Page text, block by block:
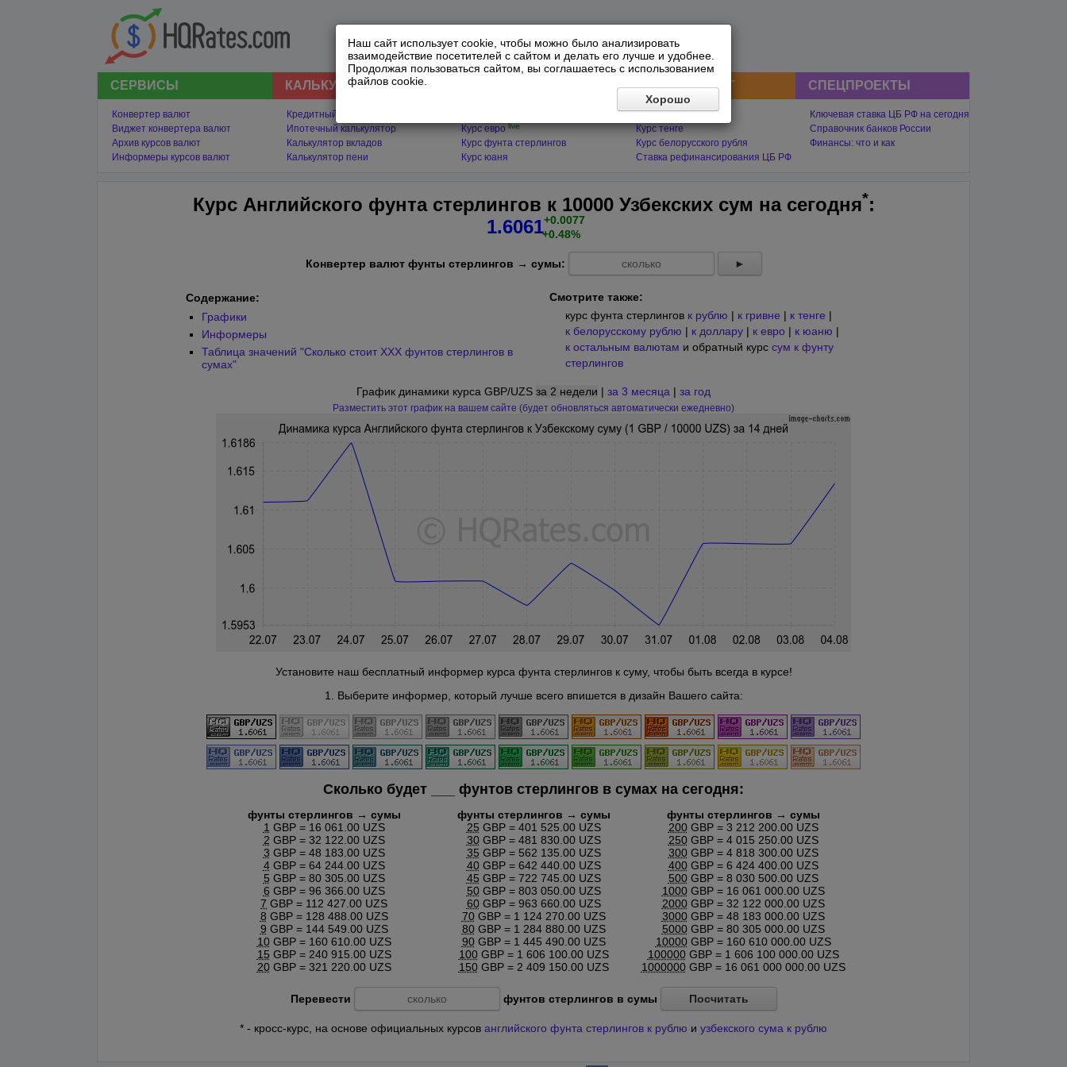
Наш сайт использует cookie, чтобы можно было анализировать
взаимодействие посетителей с сайтом и делать его лучше и удобнее.
Продолжая пользоваться сайтом, вы соглашаетесь с использованием
файлов cookie.
Хорошо
СЕРВИСЫ
Конвертер валют
Виджет конвертера валют
Архив курсов валют
Информеры курсов валют
КАЛЬКУЛЯТОРЫ
Кредитный калькулятор
Ипотечный калькулятор
Калькулятор вкладов
Калькулятор пени
Курс евро live
Курс фунта стерлингов
Курс юаня
ФИНАНСЫ СНГ
Курс гривны
Курс тенге
Курс белорусского рубля
Ставка рефинансирования ЦБ РФ
СПЕЦПРОЕКТЫ
Ключевая ставка ЦБ РФ на сегодня
Справочник банков России
Финансы: что и как
Курс Английского фунта стерлингов к 10000 Узбекских сум на сегодня*:
1.6061+0.0077
+0.48%
Конвертер валют фунты стерлингов → сумы: ►
Содержание:
Графики
Информеры
Таблица значений "Сколько стоит XXX фунтов стерлингов в
сумах"
Смотрите также:
курс фунта стерлингов к рублю | к гривне | к тенге |
к белорусскому рублю | к доллару | к евро | к юаню |
к остальным валютам и обратный курс сум к фунту
стерлингов
График динамики курса GBP/UZS за 2 недели | за 3 месяца | за год
Разместить этот график на вашем сайте (будет обновляться автоматически ежедневно)
Установите наш бесплатный информер курса фунта стерлингов к суму, чтобы быть всегда в курсе!
1. Выберите информер, который лучше всего впишется в дизайн Вашего сайта:
Сколько будет фунтов стерлингов в сумах на сегодня:
фунты стерлингов → сумы
1 GBP = 16 061.00 UZS
2 GBP = 32 122.00 UZS
3 GBP = 48 183.00 UZS
4GBP = 64 244.00 UZS
5 GBP = 80 305.00 UZS
6 GBP = 96 366.00 UZS
7 GBP = 112 427.00 UZS
8 GBP = 128 488.00 UZS
9 GBP = 144 549.00 UZS
10GBP = 160 610.00 UZS
15 GBP = 240 915.00 UZS
20GBP = 321 220.00 UZS
фунты стерлингов → сумы
25 GBP = 401 525.00 UZS
30GBP = 481 830.00 UZS
35 GBP = 562 135.00 UZS
40GBP = 642 440.00 UZS
45 GBP = 722 745.00 UZS
50GBP = 803 050.00 UZS
60GBP = 963 660.00 UZS
70GBP = 1 124 270.00 UZS
80GBP = 1 284 880.00 UZS
90GBP = 1 445 490.00 UZS
100GBP = 1 606 100.00 UZS
150GBP = 2 409 150.00 UZS
фунты стерлингов → сумы
200GBP = 3 212 200.00 UZS
250GBP = 4 015 250.00 UZS
300GBP = 4 818 300.00 UZS
400GBP = 6 424 400.00 UZS
500GBP = 8 030 500.00 UZS
1000GBP = 16 061 000.00 UZS
2000GBP = 32 122 000.00 UZS
3000GBP = 48 183 000.00 UZS
5000GBP = 80 305 000.00 UZS
10000GBP = 160 610 000.00 UZS
100000GBP = 1 606 100 000.00 UZS
1000000GBP = 16 061 000 000.00 UZS
Перевести фунтов стерлингов в сумы Посчитать
* - кросс-курс, на основе официальных курсов английского фунта стерлингов к рублю и узбекского сума к рублю